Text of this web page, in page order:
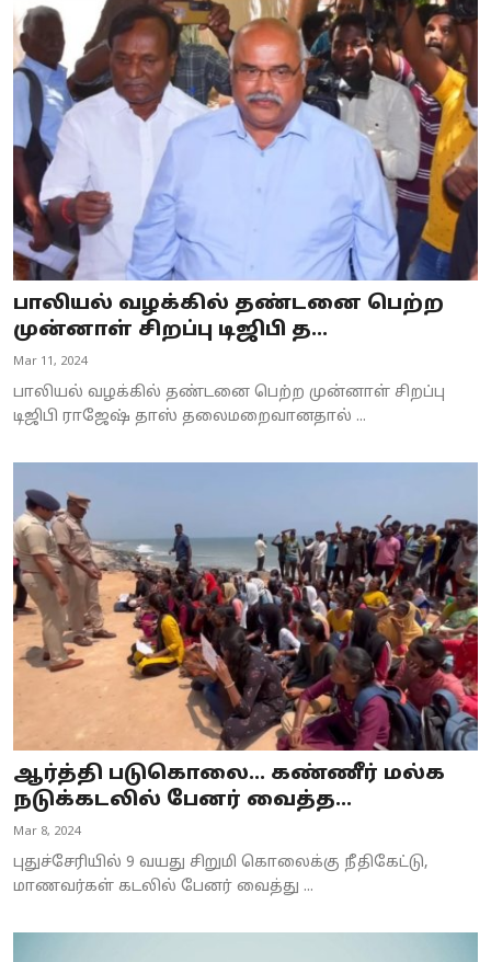
பாலியல் வழக்கில் தண்டனை பெற்ற
முன்னாள் சிறப்பு டிஜிபி த...
Mar 11, 2024
பாலியல் வழக்கில் தண்டனை பெற்ற முன்னாள் சிறப்பு
டிஜிபி ராஜேஷ் தாஸ் தலைமறைவானதால் ...
ஆர்த்தி படுகொலை... கண்ணீர் மல்க
நடுக்கடலில் பேனர் வைத்த...
Mar 8, 2024
புதுச்சேரியில் 9 வயது சிறுமி கொலைக்கு நீதிகேட்டு,
மாணவர்கள் கடலில் பேனர் வைத்து ...